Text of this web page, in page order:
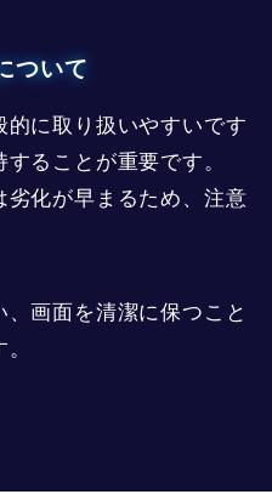
ついて
に取り扱いやすいです
ることが重要です。
劣化が早まるため、注意
画面を清潔に保つこと